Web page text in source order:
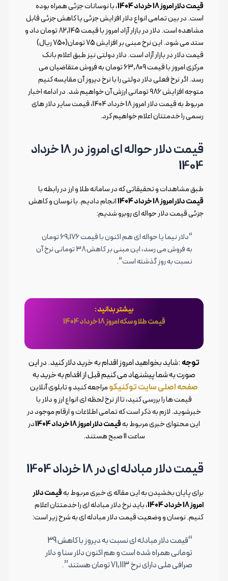
قیمت دلار امروز 18 خرداد 1404
، با نوسانات جزئی همراه بوده
است. در بین تمامی انواع دلار افزایش جزئی یا کاهش جزئی قابل
مشاهده است. دلار در بازار آزاد امروز با قیمت 82,145 تومان داد و
ستد می شود. این نرخ مبنی بر افزایش 75 تومان(750 ریال)
قیمت دلار در بازار آزاد است. دلار دولتی نیز طبق اعلام بانک
مرکزی امروز با قیمت 63,809 تومان به فروش متقاضیان می
رسد. اگر نرخ فعلی دلار دولتی را با نرخ دیروز آن مقایسه کنیم
متوجه افزایش 986 تومانی ارزش آن خواهیم شد. در ادامه اخبار
مربوط به قیمت دلار امروز 18 خرداد 1404، قیمت سایر دلار های
رسمی را خدمتتان اعلام خواهیم کرد.
قیمت دلار حواله ای امروز در 18 خرداد
1404
طبق مشاهدات و تحقیقاتی که در سامانه طلا و ارز در رابطه با
قیمت دلار امروز 18 خرداد 1404
انجام دادیم. با نوسان و کاهش
جزئی قیمت دلار حواله ای روبرو شدیم:
“دلار نیما یا حواله ای هم اکنون با قیمت 69,176 تومان
به فروش می رسد، این مبنی بر کاهش 38 تومانی نرخ آن
نسبت به روز گذشته است”.
بیشتر بدانید :
قیمت طلا و سکه امروز 18 خرداد 1404
توجه️:شاید بخواهید امروز اقدام به خرید دلار کنید. در این
صورت به شما پیشنهاد می کنیم قبل از اقدام به خرید به
صفحه اصلی سایت توکنیکومراجعه کنید و تابلوی آنلاین
قیمت ها را بررسی کنید، تا از نرخ لحظه ای انواع ارز و دلار با
خبرشوید. لازم به ذکر است که تمامی اطلاعات و ارقام موجود در
این محتوای خبری مربوط بهقیمت دلار امروز 18 خرداد 1404
در
ساعت 11 صبح هستند.
قیمت دلار مبادله ای در 18 خرداد 1404
برای پایان بخشیدن به این مقاله ی خبری مربوط بهقیمت دلار
امروز 18 خرداد 1404
، باید نرخ دلار مبادله ای را خدمتتان اعلام
کنیم. نوسان و وضعیت قیمت دلار مبادله ای به شرح زیر است:
“قیمت دلار مبادله ای نسبت به دیروز با کاهش39
تومانی همراه شده است و هم اکنون دلار سنا و دلار
صرافی ملی دارای نرخ71,113 تومان هستند”.